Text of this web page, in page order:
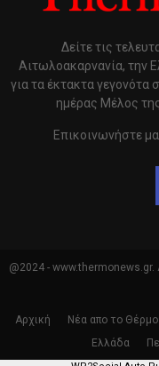
Δείτε τις
Αιτωλοακαρνανία, την
για τα έκτακτα γεγονότα
ημέρας Μέλος
Επικοινωνήστε
@2024 -
Αρχική Νέα απο το Θέρμο
Ελλάδα